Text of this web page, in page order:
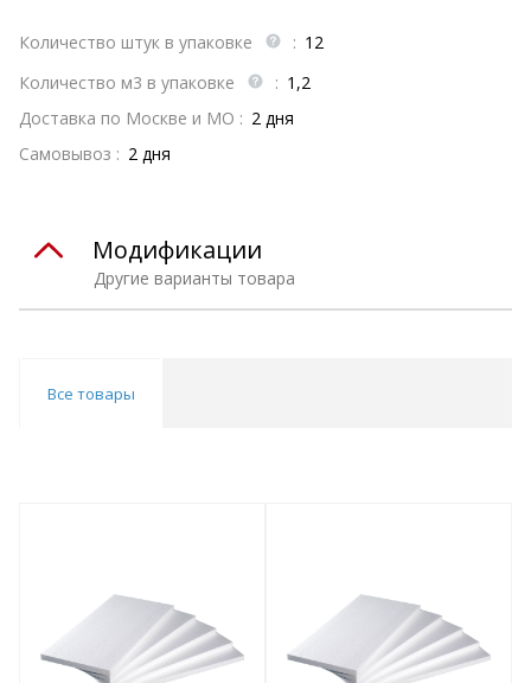
Количество штук в упаковке : 12
Количество м3 в упаковке
: 1,2
Доставка по Москве и МО : 2 дня
Самовывоз : 2 дня
Другие варианты товара
Модификации
Все товары